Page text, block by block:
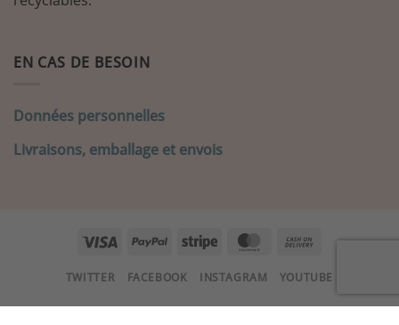
EN CAS DE BESOIN
Données personnelles
Livraisons, emballage et envois
Visa PayPal Stripe MasterCard
Delivery
TWITTER FACEBOOK INSTAGRAM YOUTUBE